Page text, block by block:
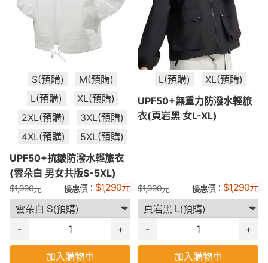
S(預購)
M(預購)
L(預購)
XL(預購)
2XL(預購)
3XL(預購)
4XL(預購)
5XL(預購)
UPF50+抗皺防潑水輕旅衣
(雲朵白 男女共版S-5XL)
$1,990元 優惠價： $1,290元
- +
加入購物車
L(預購)
XL(預購)
UPF50+無重力防潑水輕旅
衣(頁岩黑 女L-XL)
$1,990元 優惠價： $1,290元
- +
加入購物車